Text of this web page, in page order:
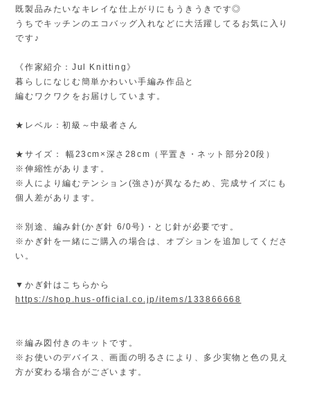
既製品みたいなキレイな仕上がりにもうきうきです◎
うちでキッチンのエコバッグ入れなどに大活躍してるお気に入り
です♪
《作家紹介：Jul Knitting》
暮らしになじむ簡単かわいい手編み作品と
編むワクワクをお届けしています。
★レベル：初級～中級者さん
★サイズ： 幅23cm×深さ28cm（平置き・ネット部分20段）
※伸縮性があります。
※人により編むテンション(強さ)が異なるため、完成サイズにも
個人差があります。
※別途、編み針(かぎ針 6/0号)・とじ針が必要です。
※かぎ針を一緒にご購入の場合は、オプションを追加してくださ
い。
▼かぎ針はこちらから
https://shop.hus-official.co.jp/items/133866668
※編み図付きのキットです。
※お使いのデバイス、画面の明るさにより、多少実物と色の見え
方が変わる場合がございます。